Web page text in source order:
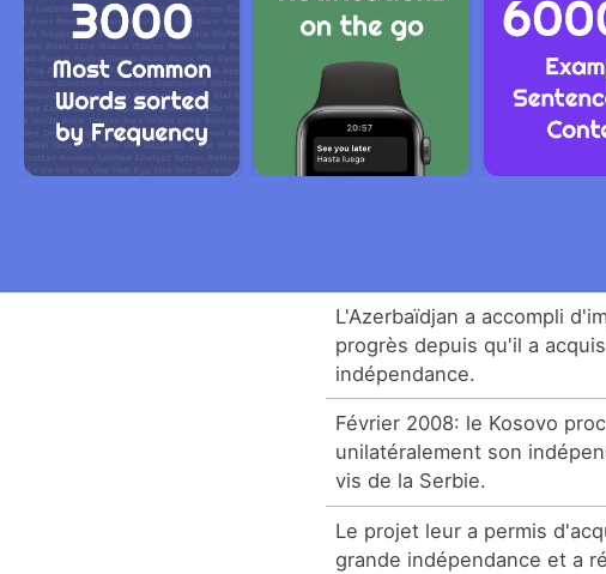
L'Azerbaïdjan a accompli
progrès depuis qu'il a
indépendance.
Février 2008: le Kosovo
unilatéralement son
vis de la Serbie.
Le projet leur a permis
grande indépendance et a